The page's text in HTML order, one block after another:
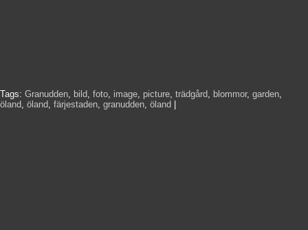
Tags: Granudden, bild, foto, image, picture, trädgård, blommor, garden,
öland, öland, färjestaden, granudden, öland